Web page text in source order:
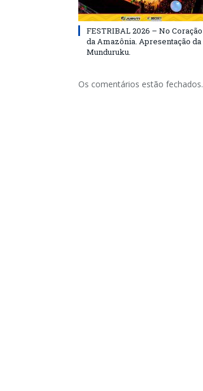
FESTRIBAL 2026 – No Coração
da Amazônia. Apresentação da
Munduruku.
Os comentários estão fechados.